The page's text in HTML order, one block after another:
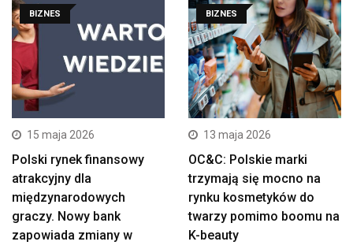
BIZNES
15 maja 2026
Polski rynek finansowy
atrakcyjny dla
międzynarodowych
graczy. Nowy bank
zapowiada zmiany w
BIZNES
13 maja 2026
OC&C: Polskie marki
trzymają się mocno na
rynku kosmetyków do
twarzy pomimo boomu na
K-beauty